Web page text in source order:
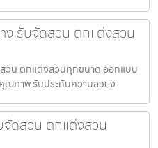
รับจัดสวน ตกแต่งสวน
วน ตกแต่งสวนทุกขนาด ออกแบบ
ณภาพ รับประกันความสวยง
จัดสวน ตกแต่งสวน